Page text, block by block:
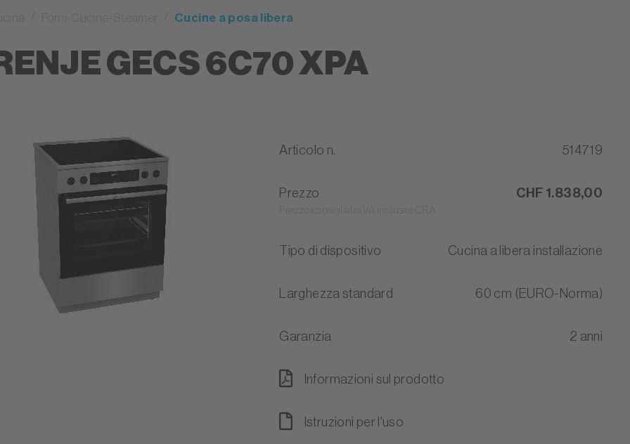
Cucine a posa libera
GECS 6C70 XPA
Articolo n. 514719
Prezzo CHF 1.838,00
Tipo di dispositivo Cucina a libera installazione
Larghezza standard 60 cm (EURO-Norma)
Garanzia 2 anni
Informazioni sul prodotto
Istruzioni per l'uso